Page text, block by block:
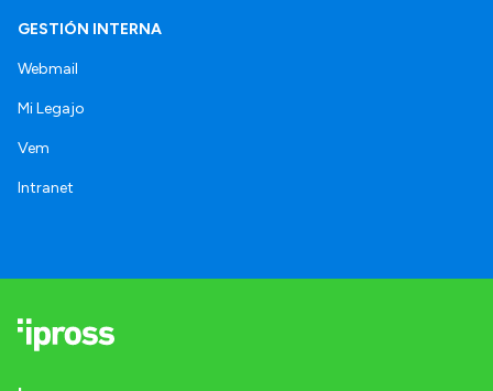
GESTIÓN INTERNA
Webmail
Mi Legajo
Vem
Intranet